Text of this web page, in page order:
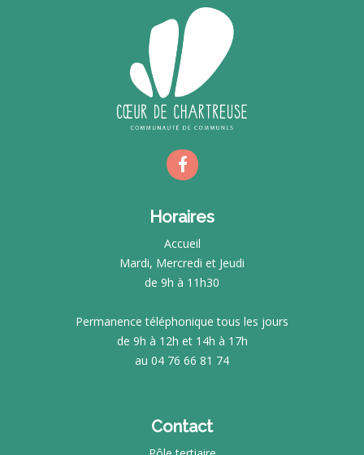
Horaires
Accueil
Mardi, Mercredi et Jeudi
de 9h à 11h30
Permanence téléphonique tous les jours
de 9h à 12h et 14h à 17h
au 04 76 66 81 74
Contact